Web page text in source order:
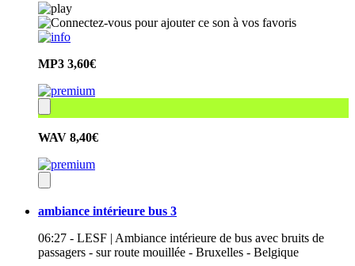
MP3 3,60€
WAV 8,40€
ambiance intérieure bus 3
06:27 - LESF | Ambiance intérieure de bus avec bruits de
passagers - sur route mouillée - Bruxelles - Belgique